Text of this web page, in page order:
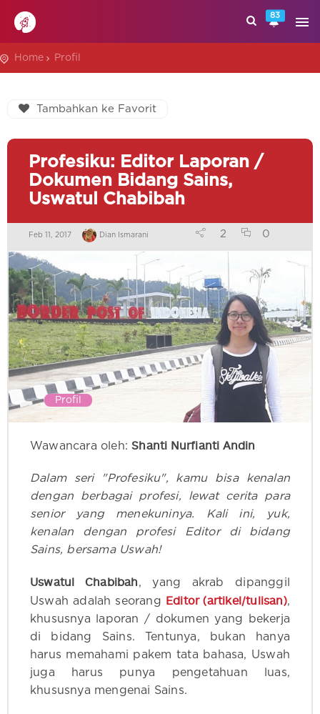
83
Home Profil
Tambahkan ke Favorit
Profesiku: Editor Laporan /
Dokumen Bidang Sains,
Uswatul Chabibah
Feb 11, 2017 Dian Ismarani 2 0
Profil
Wawancara oleh:Shanti Nurfianti Andin
Dalam seri "Profesiku", kamu bisa kenalan
dengan berbagai profesi, lewat cerita para
senior yang menekuninya. Kali ini, yuk,
kenalan dengan profesi Editor di bidang
Sains, bersama Uswah!
Uswatul Chabibah, yang akrab dipanggil
Uswah adalah seorang Editor (artikel/tulisan)‍,
khususnya laporan / dokumen yang bekerja
di bidang Sains. Tentunya, bukan hanya
harus memahami pakem tata bahasa, Uswah
juga harus punya pengetahuan luas,
khususnya mengenai Sains.